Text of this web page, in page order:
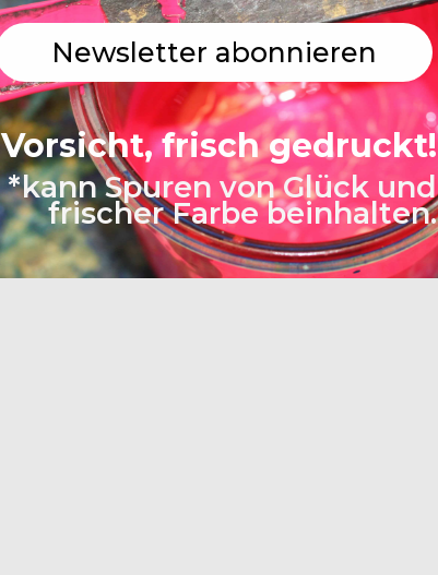
Newsletter abonnieren
Vorsicht, frisch gedruckt!
*kann Spuren von Glück und
frischer Farbe beinhalten.